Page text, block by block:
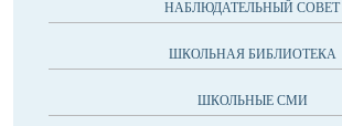
НАБЛЮДАТЕЛЬНЫЙ СОВЕТ
ШКОЛЬНАЯ БИБЛИОТЕКА
ШКОЛЬНЫЕ СМИ